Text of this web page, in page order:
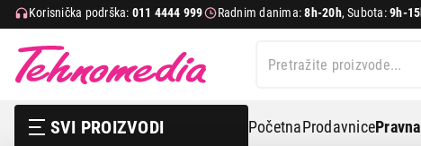
Korisnička podrška: 011 4444 999 Radnim danima:8h-20h, Subota:9h-
SVI PROIZVODI PočetnaProdavnice